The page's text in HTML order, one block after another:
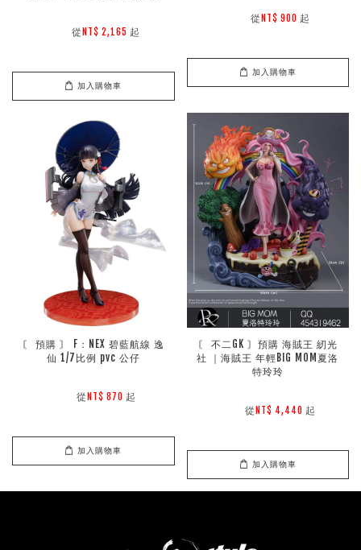
        從
NT$ 2,165 起
加入購物車
        從
NT$ 900 起
加入購物車
〘 預購 〙 F：NEX 碧藍航線 逸
仙 1/7比例 pvc 公仔
        從
NT$ 870 起
加入購物車
〘 不二GK 〙預購 海賊王 紉光
社 ｜海賊王 年輕BIG MOM夏洛
特玲玲
        從
NT$ 4,440 起
加入購物車